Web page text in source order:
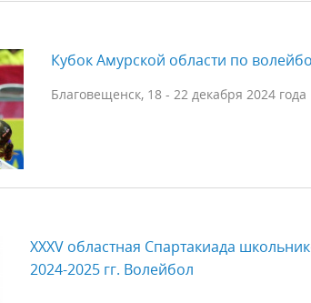
Кубок Амурской области по
Благовещенск, 18 - 22 декабря 2024 года
XXXV областная Спартакиада
2024-2025 гг. Волейбол